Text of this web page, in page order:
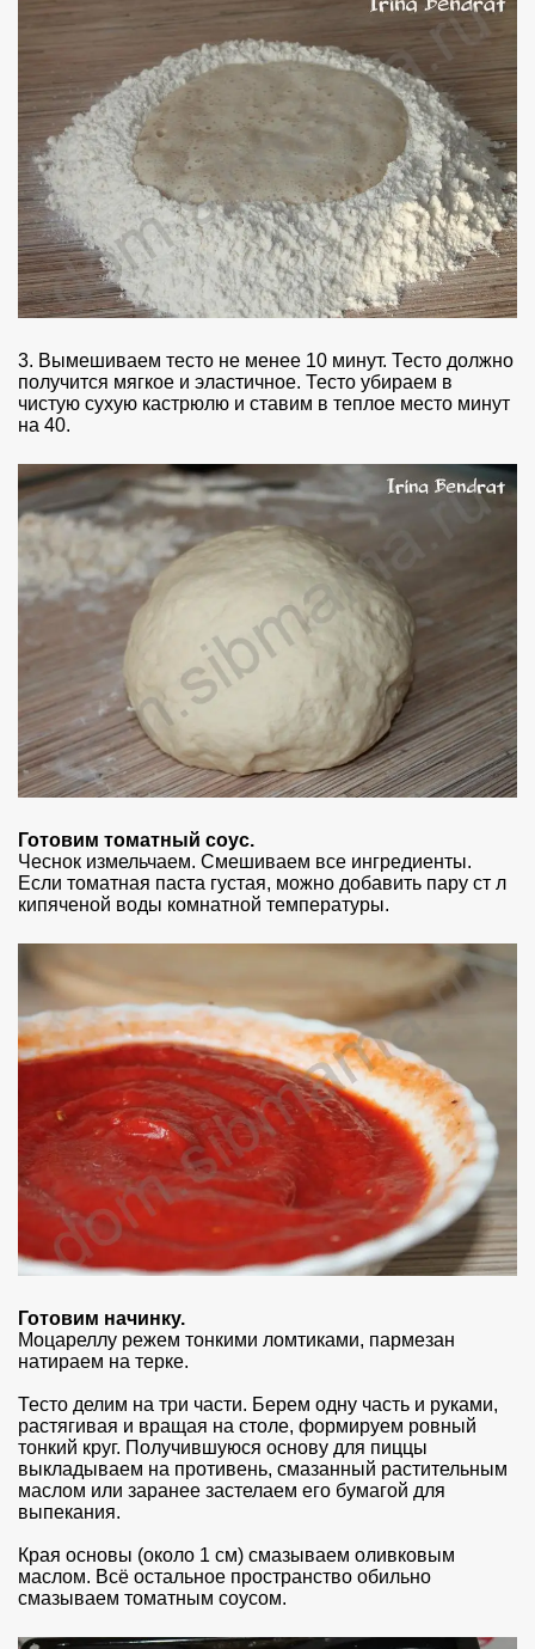
3. Вымешиваем тесто не менее 10 минут. Тесто должно
получится мягкое и эластичное. Тесто убираем в
чистую сухую кастрюлю и ставим в теплое место минут
на 40.
Готовим томатный соус.
Чеснок измельчаем. Смешиваем все ингредиенты.
Если томатная паста густая, можно добавить пару ст л
кипяченой воды комнатной температуры.
Готовим начинку.
Моцареллу режем тонкими ломтиками, пармезан
натираем на терке.
Тесто делим на три части. Берем одну часть и руками,
растягивая и вращая на столе, формируем ровный
тонкий круг. Получившуюся основу для пиццы
выкладываем на противень, смазанный растительным
маслом или заранее застелаем его бумагой для
выпекания.
Края основы (около 1 см) смазываем оливковым
маслом. Всё остальное пространство обильно
смазываем томатным соусом.